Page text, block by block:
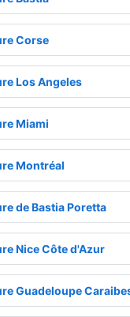
Corse
Los Angeles
Miami
Montréal
de Bastia Poretta
Nice Côte d'Azur
Guadeloupe